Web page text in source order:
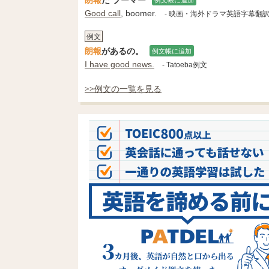
Good call , boomer. - 映画・海外ドラマ英語字幕翻
例文
朗報があるの。 例文帳に追加
I have good news. - Tatoeba例文
>>例文の一覧を見る